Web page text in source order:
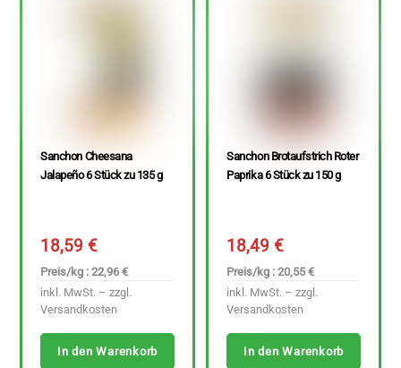
Sanchon Cheesana
Jalapeño 6 Stück zu 135 g
18,59€
Preis/kg : 22,96 €
inkl. MwSt. – zzgl.
Versandkosten
In den Warenkorb
Sanchon Brotaufstrich Roter
Paprika 6 Stück zu 150 g
18,49€
Preis/kg : 20,55 €
inkl. MwSt. – zzgl.
Versandkosten
In den Warenkorb